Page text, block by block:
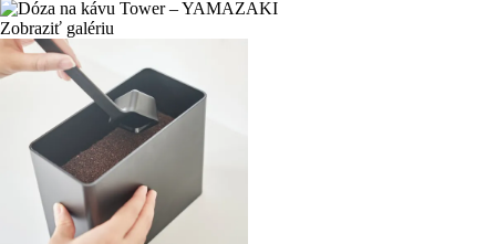
Zobraziť galériu